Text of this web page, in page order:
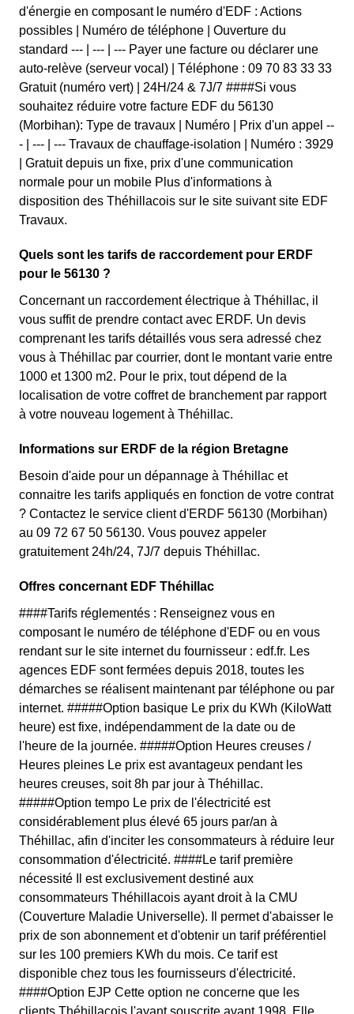
d'énergie en composant le numéro d'EDF : Actions
possibles | Numéro de téléphone | Ouverture du
standard --- | --- | --- Payer une facture ou déclarer une
auto-relève (serveur vocal) | Téléphone : 09 70 83 33 33
Gratuit (numéro vert) | 24H/24 & 7J/7 ####Si vous
souhaitez réduire votre facture EDF du 56130
(Morbihan): Type de travaux | Numéro | Prix d'un appel --
- | --- | --- Travaux de chauffage-isolation | Numéro : 3929
| Gratuit depuis un fixe, prix d'une communication
normale pour un mobile Plus d'informations à
disposition des Théhillacois sur le site suivant site EDF
Travaux.
Quels sont les tarifs de raccordement pour ERDF
pour le 56130 ?
Concernant un raccordement électrique à Théhillac, il
vous suffit de prendre contact avec ERDF. Un devis
comprenant les tarifs détaillés vous sera adressé chez
vous à Théhillac par courrier, dont le montant varie entre
1000 et 1300 m2. Pour le prix, tout dépend de la
localisation de votre coffret de branchement par rapport
à votre nouveau logement à Théhillac.
Informations sur ERDF de la région Bretagne
Besoin d'aide pour un dépannage à Théhillac et
connaitre les tarifs appliqués en fonction de votre contrat
? Contactez le service client d'ERDF 56130 (Morbihan)
au 09 72 67 50 56130. Vous pouvez appeler
gratuitement 24h/24, 7J/7 depuis Théhillac.
Offres concernant EDF Théhillac
####Tarifs réglementés : Renseignez vous en
composant le numéro de téléphone d'EDF ou en vous
rendant sur le site internet du fournisseur : edf.fr. Les
agences EDF sont fermées depuis 2018, toutes les
démarches se réalisent maintenant par téléphone ou par
internet. #####Option basique Le prix du KWh (KiloWatt
heure) est fixe, indépendamment de la date ou de
l'heure de la journée. #####Option Heures creuses /
Heures pleines Le prix est avantageux pendant les
heures creuses, soit 8h par jour à Théhillac.
#####Option tempo Le prix de l'électricité est
considérablement plus élevé 65 jours par/an à
Théhillac, afin d'inciter les consommateurs à réduire leur
consommation d'électricité. ####Le tarif première
nécessité Il est exclusivement destiné aux
consommateurs Théhillacois ayant droit à la CMU
(Couverture Maladie Universelle). Il permet d'abaisser le
prix de son abonnement et d'obtenir un tarif préférentiel
sur les 100 premiers KWh du mois. Ce tarif est
disponible chez tous les fournisseurs d'électricité.
####Option EJP Cette option ne concerne que les
clients Théhillacois l'ayant souscrite avant 1998. Elle